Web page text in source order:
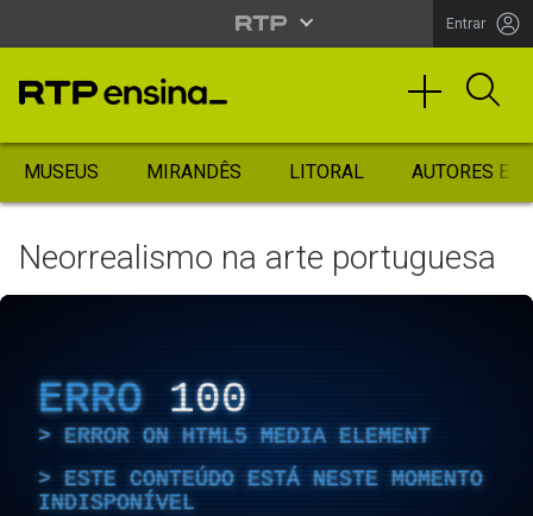
Entrar
MUSEUS MIRANDÊS LITORAL AUTORES
Neorrealismo na arte portuguesa
ERRO 100
ERROR ON HTML5 MEDIA ELEMENT
ESTE CONTEÚDO ESTÁ NESTE MOMENTO
INDISPONÍVEL